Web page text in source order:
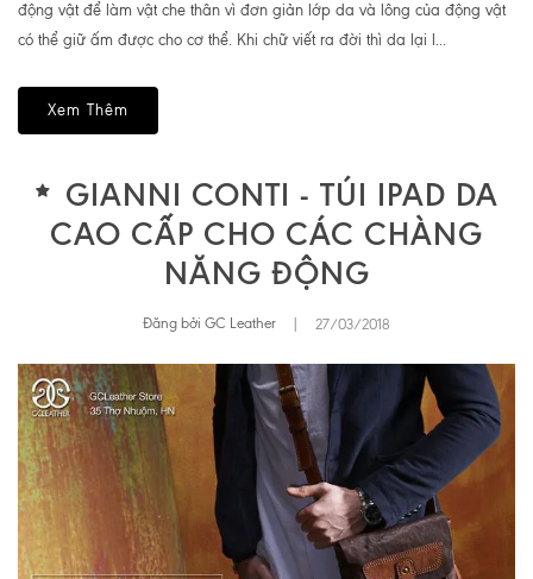
động vật để làm vật che thân vì đơn giản lớp da và lông của động vật
có thể giữ ấm được cho cơ thể. Khi chữ viết ra đời thì da lại l...
Xem Thêm
GIANNI CONTI - TÚI IPAD DA
CAO CẤP CHO CÁC CHÀNG
NĂNG ĐỘNG
Đăng bởi GC Leather 27/03/2018